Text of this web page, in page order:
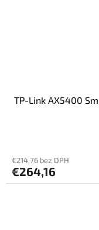
TP-Link AX5400
€214,76 bez DPH
€264,16